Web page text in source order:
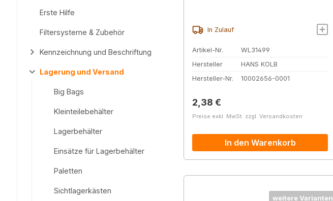
Erste Hilfe
Filtersysteme & Zubehör
Kennzeichnung und Beschriftung
Lagerung und Versand
Big Bags
Kleinteilebehälter
Lagerbehälter
Einsätze für Lagerbehälter
Paletten
Sichtlagerkästen
In Zulauf
Artikel-Nr.
WL31499
Hersteller
HANS KOLB
Hersteller-Nr.
10002656-0001
Regulärer Preis:
2,38 €
Preise exkl. MwSt. zzgl. Versandkosten
In den Warenkorb
weitere Varianten